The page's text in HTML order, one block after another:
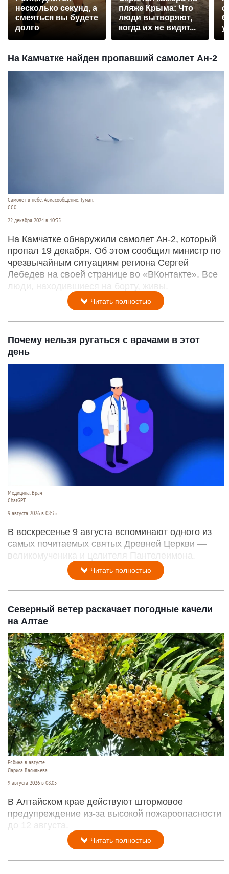
несколько секунд, а
смеяться вы будете
долго
пляже Крыма: Что
люди вытворяют,
когда их не видят...
На Камчатке найден пропавший самолет Ан-2
Самолет в небе. Авиасообщение. Туман.
CC0
22 декабря 2024 в 10:35
На Камчатке обнаружили самолет Ан-2, который
пропал 19 декабря. Об этом сообщил министр по
чрезвычайным ситуациям региона Сергей
Лебедев на своей странице во «ВКонтакте». Все
люди, находившиеся на борту, живы.
Читать полностью
Почему нельзя ругаться с врачами в этот
день
Медицина. Врач
ChatGPT
9 августа 2026 в 08:35
В воскресенье 9 августа вспоминают одного из
самых почитаемых святых Древней Церкви —
великомученика и целителя Пантелеимона.
Читать полностью
Северный ветер раскачает погодные качели
на Алтае
Рябина в августе.
Лариса Васильева
9 августа 2026 в 08:05
В Алтайском крае действуют штормовое
предупреждение из-за высокой пожароопасности
до 12 августа.
Читать полностью